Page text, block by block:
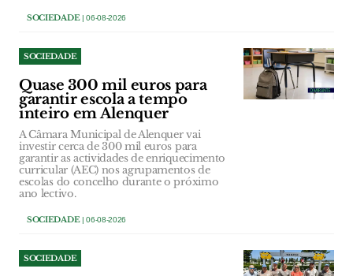
SOCIEDADE| 06-08-2026
SOCIEDADE
Quase 300 mil euros para
garantir escola a tempo
inteiro em Alenquer
A Câmara Municipal de Alenquer vai
investir cerca de 300 mil euros para
garantir as actividades de enriquecimento
curricular (AEC) nos agrupamentos de
escolas do concelho durante o próximo
ano lectivo.
SOCIEDADE| 06-08-2026
SOCIEDADE